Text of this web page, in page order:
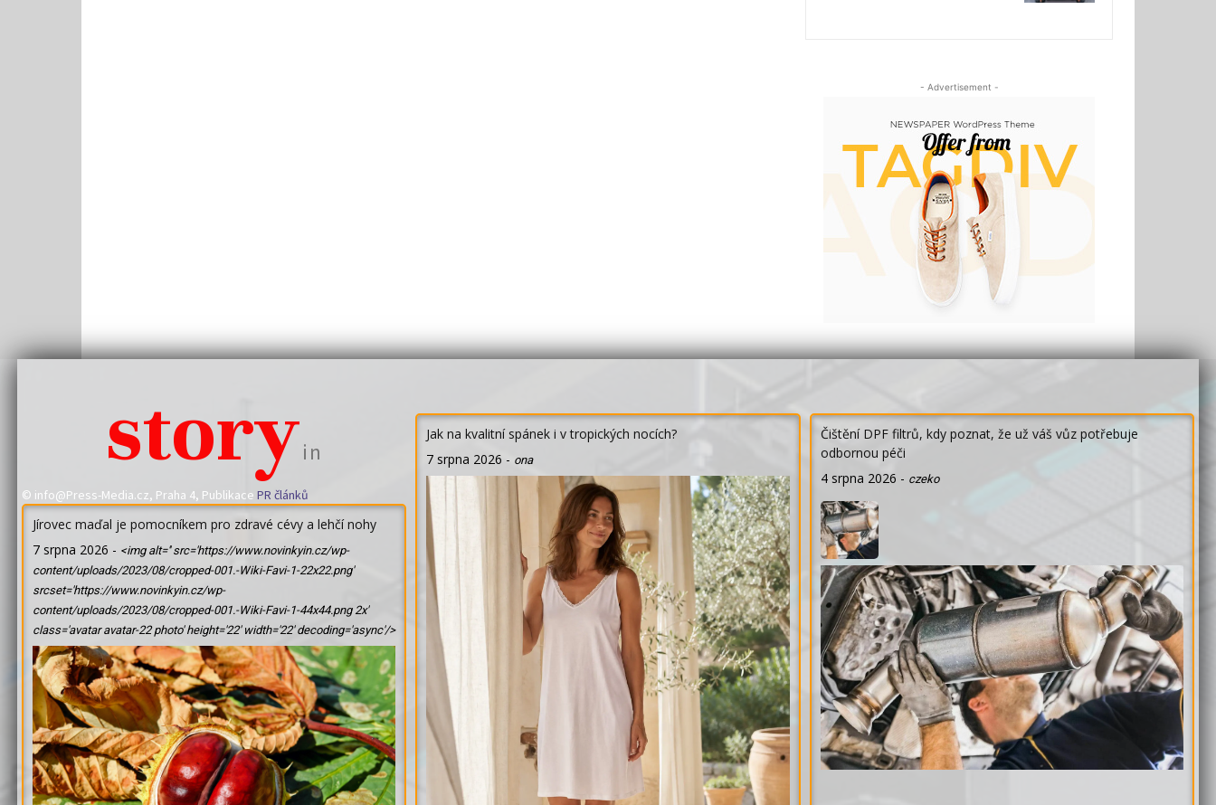
- Advertisement -
storyin
© info@Press-Media.cz, Praha 4, Publikace PR článků
Jírovec maďal je pomocníkem pro zdravé cévy a lehčí nohy
7 srpna 2026 - <img alt='' src='https://www.novinkyin.cz/wp-
content/uploads/2023/08/cropped-001.-Wiki-Favi-1-22x22.png'
srcset='https://www.novinkyin.cz/wp-
content/uploads/2023/08/cropped-001.-Wiki-Favi-1-44x44.png 2x'
class='avatar avatar-22 photo' height='22' width='22' decoding='async'/>
Jak na kvalitní spánek i v tropických nocích?
7 srpna 2026 - ona
Čištění DPF filtrů, kdy poznat, že už váš vůz potřebuje
odbornou péči
4 srpna 2026 - czeko